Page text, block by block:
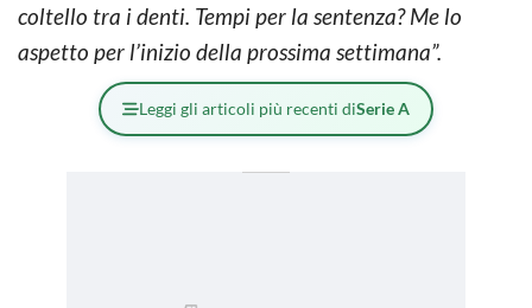
coltello tra i denti. Tempi per la sentenza? Me lo
aspetto per l’inizio della prossima settimana”.
Leggi gli articoli più recenti diSerie A